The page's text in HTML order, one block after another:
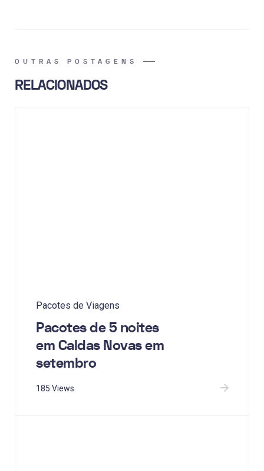
OUTRAS POSTAGENS
RELACIONADOS
Pacotes de Viagens
Pacotes de 5 noites
em Caldas Novas em
setembro
185 Views